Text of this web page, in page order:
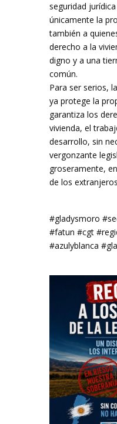
seguridad
únicamente la
también a
derecho a la
digno y a una
común.
Para ser serios,
ya protege la
garantiza los
vivienda, el
desarrollo, sin
vergonzante
groseramente,
de los
#gladysmoro
#fatun #cgt
#azulyblanca